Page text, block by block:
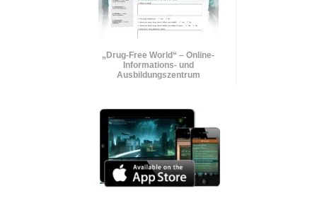
„Drug-Free World“ – Online-
Informations- und
Ausbildungszentrum